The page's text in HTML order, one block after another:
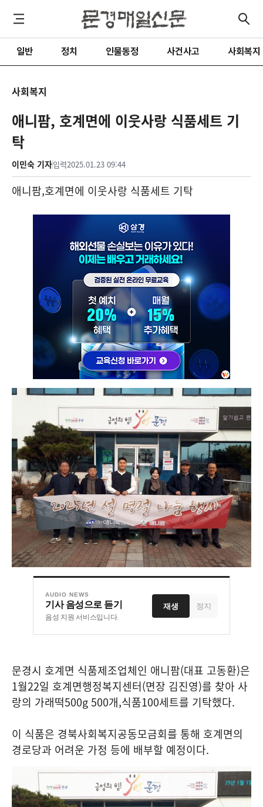
일반 정치 인물동정 사건사고 사회복지
사회복지
애니팜, 호계면에 이웃사랑 식품세트 기
탁
이민숙 기자입력2025.01.23 09:44
애니팜,호계면에 이웃사랑 식품세트 기탁
AUDIO NEWS
기사 음성으로 듣기
음성 지원 서비스입니다.
재생 정지
문경시 호계면 식품제조업체인 애니팜(대표 고동환)은
1월22일 호계면행정복지센터(면장 김진영)를 찾아 사
랑의 가래떡500g 500개,식품100세트를 기탁했다.
이 식품은 경북사회복지공동모금회를 통해 호계면의
경로당과 어려운 가정 등에 배부할 예정이다.